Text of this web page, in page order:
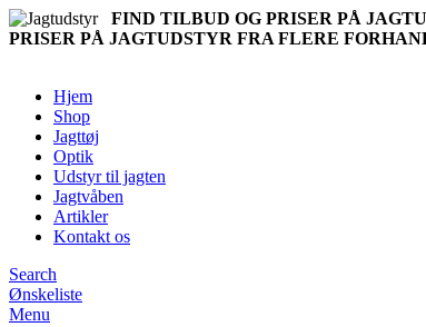
FIND TILBUD OG PRISER PÅ
PRISER PÅ JAGTUDSTYR FRA FLERE
Hjem
Shop
Jagttøj
Optik
Udstyr til jagten
Jagtvåben
Artikler
Kontakt os
Search
Ønskeliste
Menu